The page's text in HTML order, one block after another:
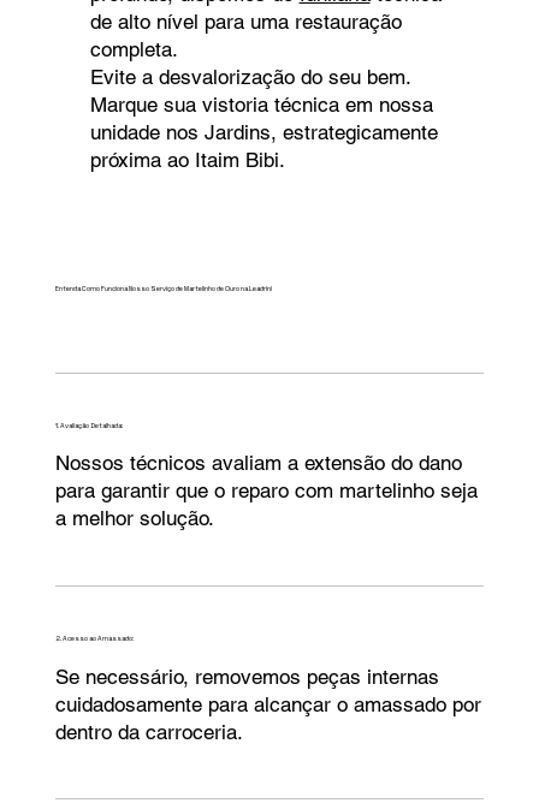
de alto nível para uma restauração
completa.
Evite a desvalorização do seu bem.
Marque sua vistoria técnica em nossa
unidade nos Jardins, estrategicamente
próxima ao Itaim Bibi.
Entenda Como Funciona Nosso Serviço de Martelinho de Ouro na Leadrini
1. Avaliação Detalhada:
Nossos técnicos avaliam a extensão do dano
para garantir que o reparo com martelinho seja
a melhor solução.
2. Acesso ao Amassado:
Se necessário, removemos peças internas
cuidadosamente para alcançar o amassado por
dentro da carroceria.